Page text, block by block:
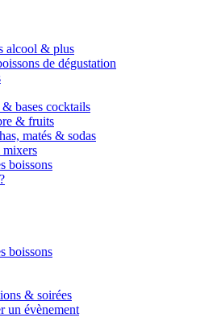
alcool & plus
de dégustation
bases cocktails
& fruits
matés & sodas
mixers
boissons
boissons
& soirées
un évènement